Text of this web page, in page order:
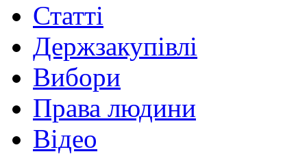
Статті
Держзакупівлі
Вибори
Права людини
Відео